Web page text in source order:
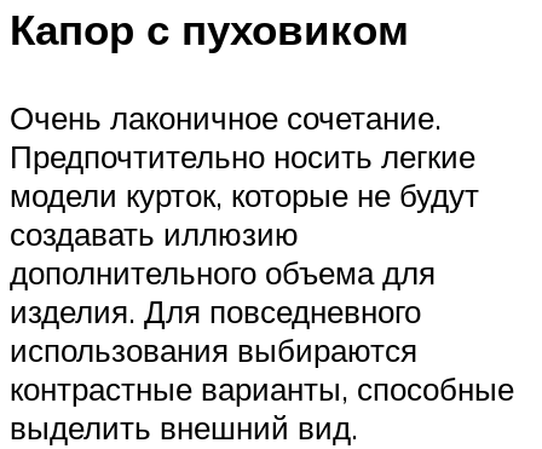
Капор с пуховиком
Очень лаконичное сочетание.
Предпочтительно носить легкие
модели курток, которые не будут
создавать иллюзию
дополнительного объема для
изделия. Для повседневного
использования выбираются
контрастные варианты, способные
выделить внешний вид.